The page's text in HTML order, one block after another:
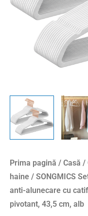
Prima pagină / Casă /
haine / SONGMICS
anti-alunecare cu
pivotant, 43,5 cm, alb
haine,
alunecare
cravata
si
carlig
pivotant,
cm,
alb